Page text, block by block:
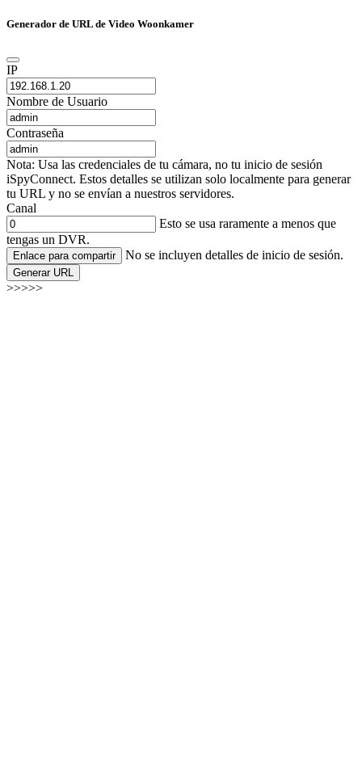
Generador de URL de Video Woonkamer
IP
Nombre de Usuario
Contraseña
Nota: Usa las credenciales de tu cámara, no tu inicio de sesión
iSpyConnect. Estos detalles se utilizan solo localmente para generar
tu URL y no se envían a nuestros servidores.
Canal
Esto se usa raramente a menos que
tengas un DVR.
Enlace para compartir No se incluyen detalles de inicio de sesión.
Generar URL
>>>>>